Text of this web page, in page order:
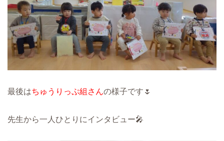
最後はちゅうりっぷ組さんの様子です🌷
先生から一人ひとりにインタビュー🎤